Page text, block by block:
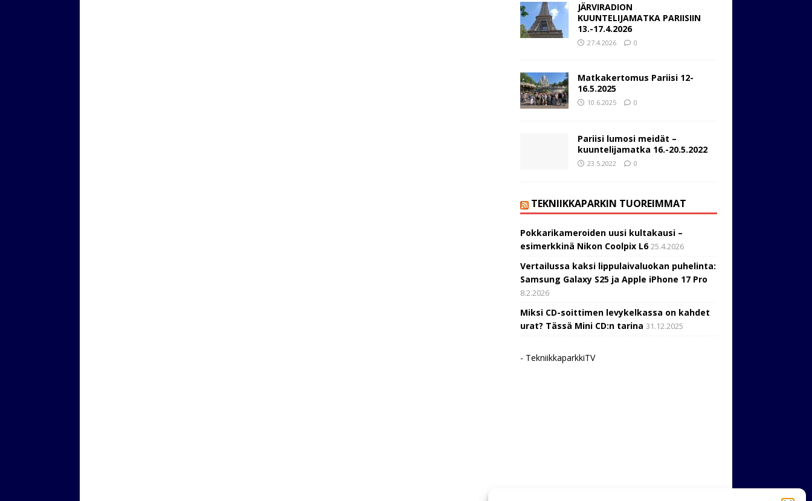
JÄRVIRADION
KUUNTELIJAMATKA PARIISIIN
13.-17.4.2026
27.4.2026 0
Matkakertomus Pariisi 12-
16.5.2025
10.6.2025 0
Pariisi lumosi meidät –
kuuntelijamatka 16.-20.5.2022
23.5.2022 0
TEKNIIKKAPARKIN TUOREIMMAT
Pokkarikameroiden uusi kultakausi –
esimerkkinä Nikon Coolpix L6 25.4.2026
Vertailussa kaksi lippulaivaluokan puhelinta:
Samsung Galaxy S25 ja Apple iPhone 17 Pro
8.2.2026
Miksi CD-soittimen levykelkassa on kahdet
urat? Tässä Mini CD:n tarina 31.12.2025
- TekniikkaparkkiTV